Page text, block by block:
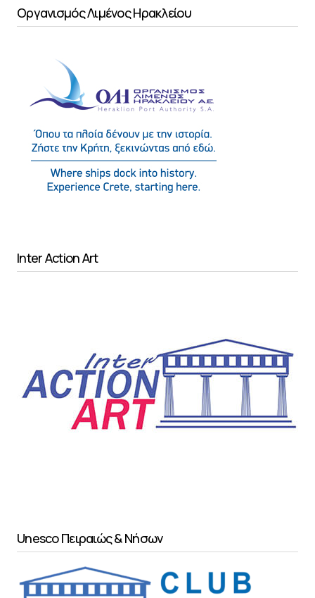
Οργανισμός Λιμένος Ηρακλείου
Inter Action Art
Unesco Πειραιώς & Νήσων